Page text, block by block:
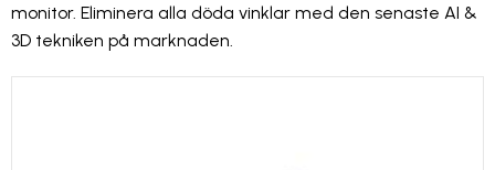
monitor. Eliminera alla döda vinklar med den senaste AI &
3D tekniken på marknaden.